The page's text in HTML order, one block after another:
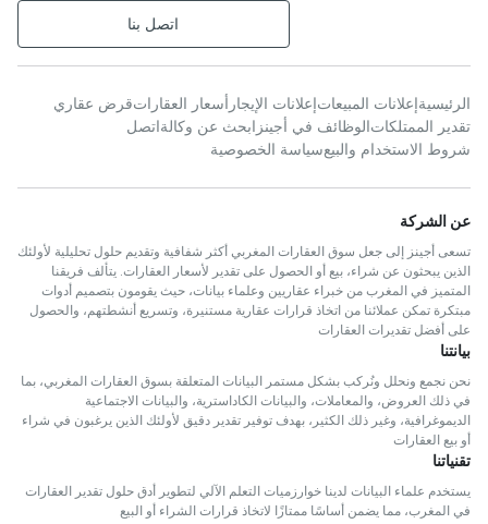
اتصل بنا
الرئيسيةإعلانات المبيعاتإعلانات الإيجار أسعار العقاراتقرض عقاري
تقدير الممتلكاتالوظائف في أجينز ابحث عن وكالةاتصل
شروط الاستخدام والبيعسياسة الخصوصية
عن الشركة
تسعى أجينز إلى جعل سوق العقارات المغربي أكثر شفافية وتقديم حلول تحليلية لأولئك
الذين يبحثون عن شراء، بيع أو الحصول على تقدير لأسعار العقارات. يتألف فريقنا
المتميز في المغرب من خبراء عقاريين وعلماء بيانات، حيث يقومون بتصميم أدوات
مبتكرة تمكن عملائنا من اتخاذ قرارات عقارية مستنيرة، وتسريع أنشطتهم، والحصول
على أفضل تقديرات العقارات
بيانتنا
نحن نجمع ونحلل ونُركب بشكل مستمر البيانات المتعلقة بسوق العقارات المغربي، بما
في ذلك العروض، والمعاملات، والبيانات الكاداسترية، والبيانات الاجتماعية
الديموغرافية، وغير ذلك الكثير، بهدف توفير تقدير دقيق لأولئك الذين يرغبون في شراء
أو بيع العقارات
تقنياتنا
يستخدم علماء البيانات لدينا خوارزميات التعلم الآلي لتطوير أدق حلول تقدير العقارات
في المغرب، مما يضمن أساسًا ممتازًا لاتخاذ قرارات الشراء أو البيع